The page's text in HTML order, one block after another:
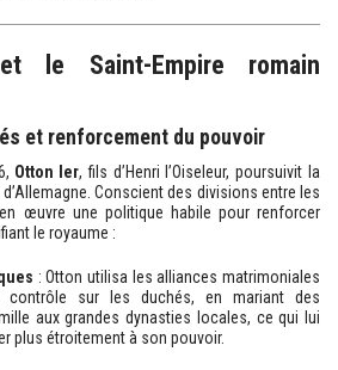
le Saint-Empire romain
et renforcement du pouvoir
Otton Ier, fils d’Henri l’Oiseleur, poursuivit la
Conscient des divisions entre les
œuvre une politique habile pour renforcer
le royaume :
: Otton utilisa les alliances matrimoniales
contrôle sur les duchés, en mariant des
aux grandes dynasties locales, ce qui lui
plus étroitement à son pouvoir.